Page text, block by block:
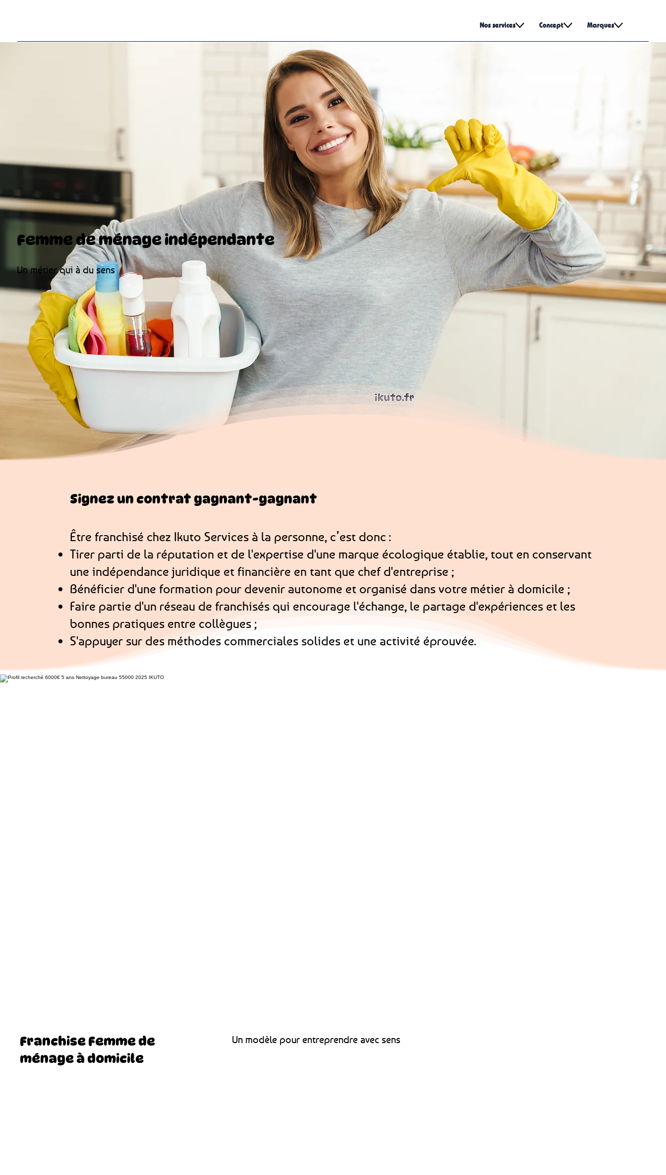
Nos services Concept Marques
Femme de ménage indépendante
Un métier qui à du sens
Signez un contrat gagnant-gagnant
Être franchisé chez Ikuto Services à la personne, c’est donc :
Tirer parti de la réputation et de l'expertise d'une marque écologique établie, tout en conservant
une indépendance juridique et financière en tant que chef d'entreprise ;
Bénéficier d'une formation pour devenir autonome et organisé dans votre métier à domicile ;
Faire partie d'un réseau de franchisés qui encourage l'échange, le partage d'expériences et les
bonnes pratiques entre collègues ;
S'appuyer sur des méthodes commerciales solides et une activité éprouvée.
Franchise Femme de
ménage à domicile
Un modèle pour entreprendre avec sens